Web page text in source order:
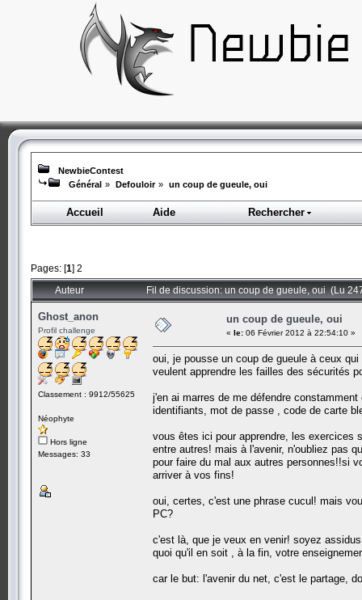
NewbieContest
Général » Defouloir » un coup de gueule, oui
Accueil Aide Rechercher
Pages: [1] 2
Auteur Fil de discussion: un coup de gueule, oui (Lu
Ghost_anon
Profil challenge
Classement : 9912/55625
Néophyte
Hors ligne
Messages: 33
un coup de gueule, oui
« le: 06 Février 2012 à 22:54:10 »
oui, je pousse un coup de gueule à ceux
veulent apprendre les failles des sécurités
j'en ai marres de me défendre
identifiants, mot de passe , code de carte
vous êtes ici pour apprendre, les exercices
entre autres! mais à l'avenir, n'oubliez pas
pour faire du mal aux autres personnes!!si
arriver à vos fins!
oui, certes, c'est une phrase cucul! mais
PC?
c'est là, que je veux en venir! soyez
quoi qu'il en soit , à la fin, votre
car le but: l'avenir du net, c'est le partage,